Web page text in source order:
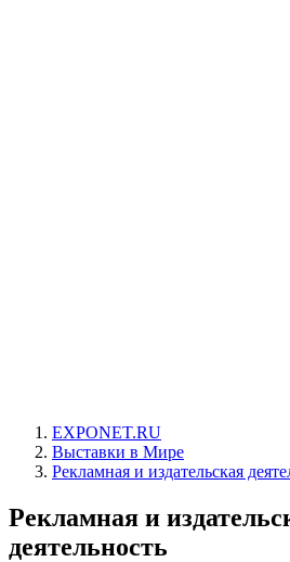
EXPONET.RU
Выставки в Мире
Рекламная и издательская
Рекламная и
деятельность